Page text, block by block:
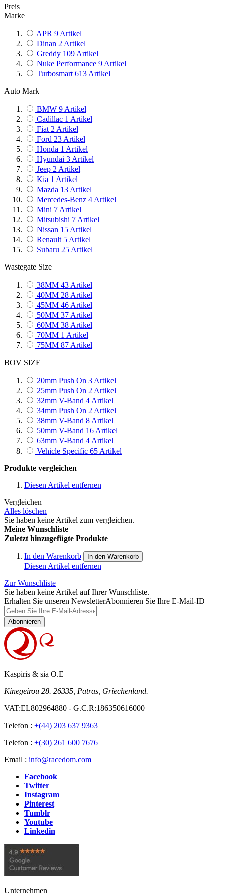
Preis
Marke
APR 9 Artikel
Dinan 2 Artikel
Greddy 109 Artikel
Nuke Performance 9 Artikel
Turbosmart 613 Artikel
Auto Mark
BMW 9 Artikel
Cadillac 1 Artikel
Fiat 2 Artikel
Ford 23 Artikel
Honda 1 Artikel
Hyundai 3 Artikel
Jeep 2 Artikel
Kia 1 Artikel
Mazda 13 Artikel
Mercedes-Benz 4 Artikel
Mini 7 Artikel
Mitsubishi 7 Artikel
Nissan 15 Artikel
Renault 5 Artikel
Subaru 25 Artikel
Volkswagen
Wastegate Size
38MM 43 Artikel
40MM 28 Artikel
45MM 46 Artikel
50MM 37 Artikel
60MM 38 Artikel
70MM 1 Artikel
75MM 87 Artikel
BOV SIZE
20mm Push On 3 Artikel
25mm Push On 2 Artikel
32mm V-Band 4 Artikel
34mm Push On 2 Artikel
38mm V-Band 8 Artikel
50mm V-Band 16 Artikel
63mm V-Band 4 Artikel
Vehicle Specific 65 Artikel
Produkte vergleichen
Diesen Artikel entfernen
Vergleichen
Alles löschen
Sie haben keine Artikel zum vergleichen.
Meine Wunschliste
Zuletzt hinzugefügte Produkte
In den Warenkorb In den Warenkorb
Diesen Artikel entfernen
Zur Wunschliste
Sie haben keine Artikel auf Ihrer Wunschliste.
Erhalten Sie unseren NewsletterAbonnieren Sie Ihre E-Mail-ID
Abonnieren
Kaspiris & sia O.E
Kinegeirou 28. 26335, Patras, Griechenland.
VAT:EL802964880 - G.C.R:186350616000
Telefon : +(44) 203 637 9363
Telefon : +(30) 261 600 7676
Email : info@racedom.com
Facebook
Twitter
Instagram
Pinterest
Tumblr
Youtube
Linkedin
Unternehmen